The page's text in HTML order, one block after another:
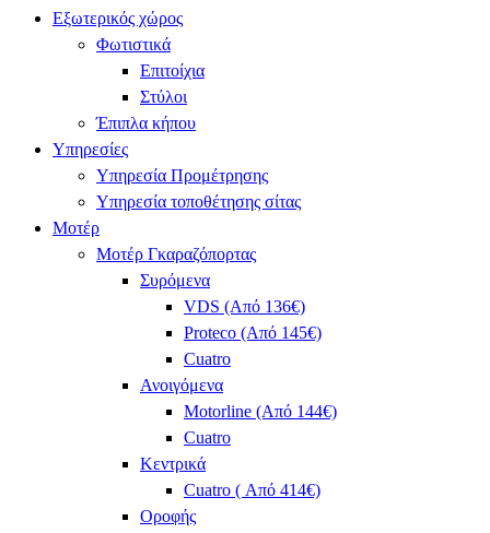
Εξωτερικός χώρος
Φωτιστικά
Επιτοίχια
Στύλοι
Έπιπλα κήπου
Υπηρεσίες
Υπηρεσία Προμέτρησης
Υπηρεσία τοποθέτησης σίτας
Μοτέρ
Μοτέρ Γκαραζόπορτας
Συρόμενα
VDS (Από 136€)
Proteco (Από 145€)
Cuatro
Ανοιγόμενα
Motorline (Από 144€)
Cuatro
Κεντρικά
Cuatro ( Από 414€)
Οροφής